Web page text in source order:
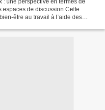
: une perspective en termes de
espaces de discussion Cette
être au travail à l’aide des